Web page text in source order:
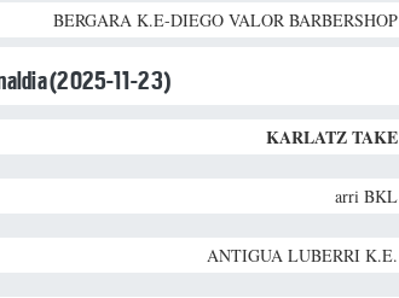
BERGARA K.E-DIEGO VALOR BARBERSHOP
(2025-11-23)
KARLATZ TAKE
arri BKL
ANTIGUA LUBERRI K.E.